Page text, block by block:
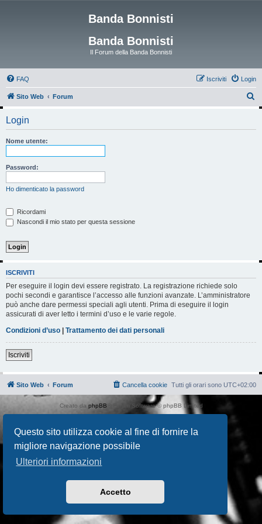
Questo sito utilizza cookie al fine di fornire la
migliore navigazione possibile
Ulteriori informazioni
Accetto
Banda Bonnisti
Banda Bonnisti
Il Forum della Banda Bonnisti
FAQ Login
Iscriviti
Sito Web Forum
Login
Nome utente:
Password:
Ho dimenticato la password
Ricordami
Nascondi il mio stato per questa sessione
ISCRIVITI
Per eseguire il login devi essere registrato. La registrazione richiede solo
pochi secondi e garantisce l’accesso alle funzioni avanzate. L’amministratore
può anche dare permessi speciali agli utenti. Prima di eseguire il login
assicurati di aver letto i termini d’uso e le varie regole.
Condizioni d’uso
Trattamento dei dati personali
Iscriviti
Sito Web Forum Tutti gli orari sono UTC+02:00
Cancella cookie
Creato da phpBB ® Forum Software © phpBB Limited
Traduzione ItalianaphpBB-Italia.it
Privacy |Condizioni